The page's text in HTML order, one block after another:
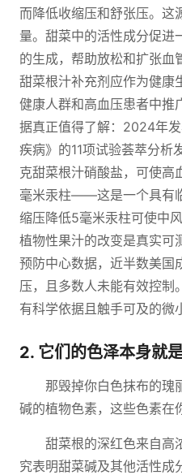
而降低收缩压和舒张压。这
量。甜菜中的活性成分促进
的生成，帮助放松和扩张血
甜菜根汁补充剂应作为健康
健康人群和高血压患者中推
据真正值得了解：2024年
疾病》的11项试验荟萃分
克甜菜根汁硝酸盐，可使高
毫米汞柱——这是一个具有
缩压降低5毫米汞柱可使中
植物性果汁的改变是真实可
预防中心数据，近半数美国
压，且多数人未能有效控制
有科学依据且触手可及的微
2. 它们的色泽本身就
那毁掉你白色抹布的瑰
碱的植物色素，这些色素在
甜菜根的深红色来自高
究表明甜菜碱及其他活性成